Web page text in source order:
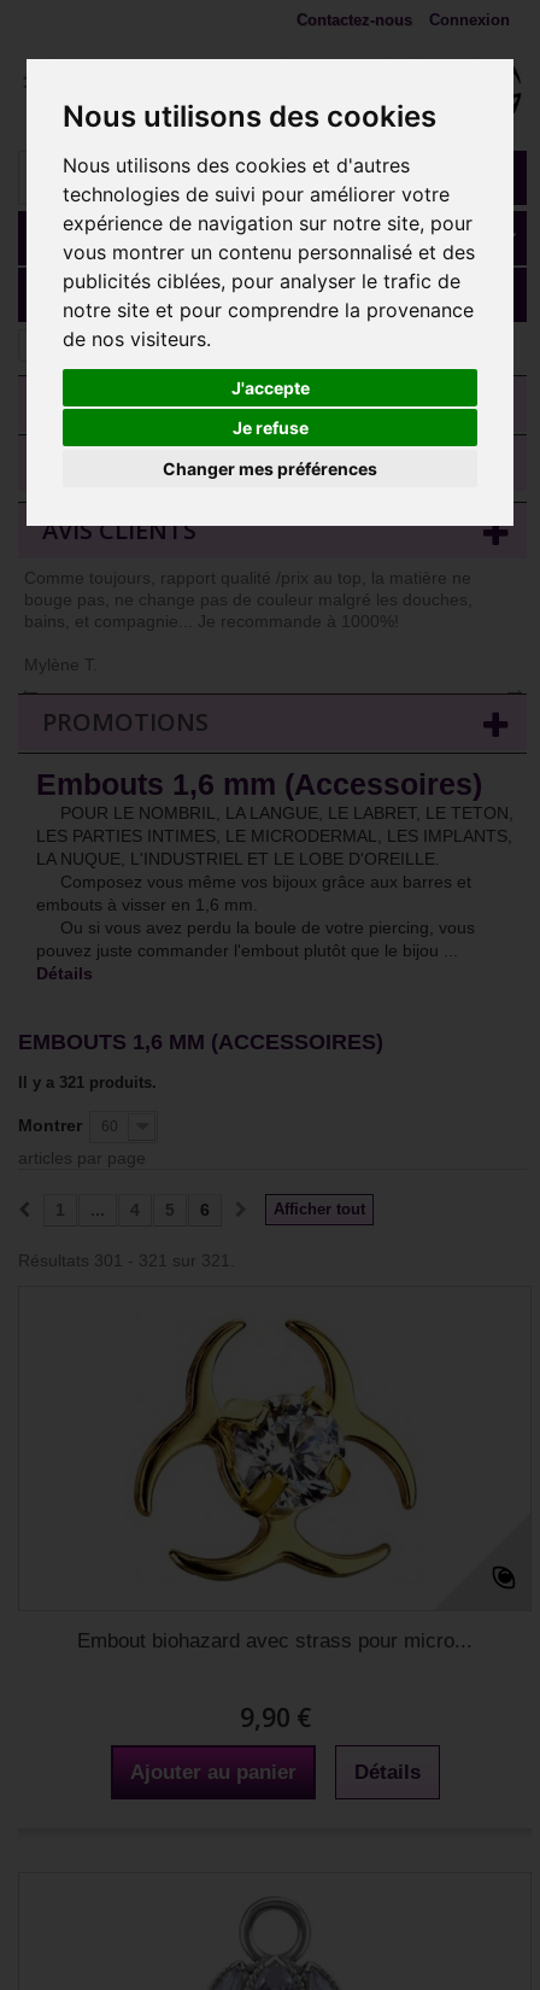
Nous utilisons des cookies
Nous utilisons des cookies et d'autres
technologies de suivi pour améliorer votre
expérience de navigation sur notre site, pour
vous montrer un contenu personnalisé et des
publicités ciblées, pour analyser le trafic de
notre site et pour comprendre la provenance
de nos visiteurs.
J'accepte
Je refuse
Changer mes préférences
Connexion
Contactez-nous
Panier (vide)
MENU
Embouts 1,6 mm (Accessoires)
CATEGORIES
TRIER LES MODÈLES
AVIS CLIENTS
Comme toujours, rapport qualité /prix au top, la matière ne
bouge pas, ne change pas de couleur malgré les douches,
bains, et compagnie... Je recommande à 1000%!
Mylène T.
→
←
PROMOTIONS
Embouts 1,6 mm (Accessoires)
POUR LE NOMBRIL, LA LANGUE, LE LABRET, LE TETON,
LES PARTIES INTIMES, LE MICRODERMAL, LES IMPLANTS,
LA NUQUE, L'INDUSTRIEL ET LE LOBE D'OREILLE.
Composez vous même vos bijoux grâce aux barres et
embouts à visser en 1,6 mm.
Ou si vous avez perdu la boule de votre piercing, vous
pouvez juste commander l'embout plutôt que le bijou ...
Détails
EMBOUTS 1,6 MM (ACCESSOIRES)
Il y a 321 produits.
Montrer 60
articles par page
Afficher tout
1 ... 4 5 6
Résultats 301 - 321 sur 321.
Embout biohazard avec strass pour micro...
9,90 €
Ajouter au panier Détails